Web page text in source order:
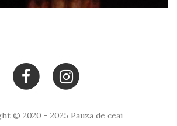
© 2020 - 2025 Pauza de ceai